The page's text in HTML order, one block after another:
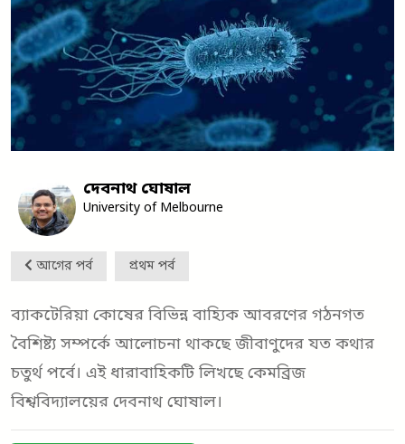
দেবনাথ ঘোষাল
University of Melbourne
আগের পর্ব প্রথম পর্ব
ব্যাকটেরিয়া কোষের বিভিন্ন বাহ্যিক আবরণের গঠনগত
বৈশিষ্ট্য সম্পর্কে আলোচনা থাকছে জীবাণুদের যত কথার
চতুর্থ পর্বে। এই ধারাবাহিকটি লিখছে কেমব্রিজ
বিশ্ববিদ্যালয়ের দেবনাথ ঘোষাল।